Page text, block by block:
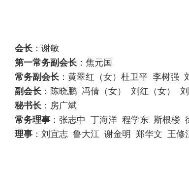
会长 ：谢敏
第一常务副会长 ：焦元国
常务副会长 ：黄翠红（女）杜卫平 李树
副会长 ：陈晓鹏 冯倩（女） 刘红（女）
秘书长 ：房广斌
常务理事 ：张志中 丁海洋 程学东 斯根
理事 ：刘宜志 鲁大江 谢金明 郑华文 王修